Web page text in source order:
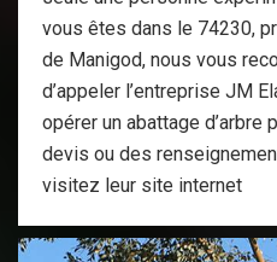
vous êtes dans le 74230,
de Manigod, nous vous
d’appeler l’entreprise JM
opérer un abattage d’arbre
devis ou des
visitez leur site internet